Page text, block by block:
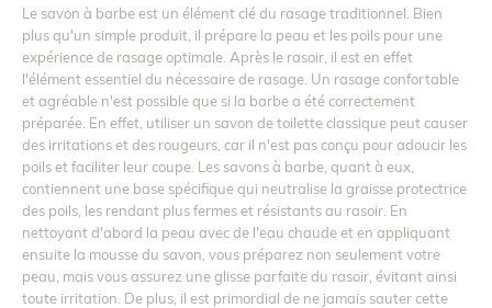
Le savon à barbe est un élément clé du rasage traditionnel. Bien
plus qu'un simple produit, il prépare la peau et les poils pour une
expérience de rasage optimale. Après le rasoir, il est en effet
l'élément essentiel du nécessaire de rasage. Un rasage confortable
et agréable n'est possible que si la barbe a été correctement
préparée. En effet, utiliser un savon de toilette classique peut causer
des irritations et des rougeurs, car il n'est pas conçu pour adoucir les
poils et faciliter leur coupe. Les savons à barbe, quant à eux,
contiennent une base spécifique qui neutralise la graisse protectrice
des poils, les rendant plus fermes et résistants au rasoir. En
nettoyant d'abord la peau avec de l'eau chaude et en appliquant
ensuite la mousse du savon, vous préparez non seulement votre
peau, mais vous assurez une glisse parfaite du rasoir, évitant ainsi
toute irritation. De plus, il est primordial de ne jamais sauter cette